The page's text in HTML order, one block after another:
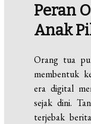
Peran
Anak
Orang tua
membentuk
era digital
sejak dini.
terjebak